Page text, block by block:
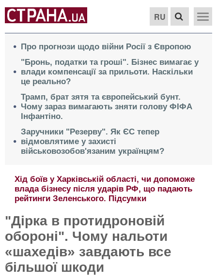
RU
Про прогнози щодо війни Росії з Європою
"Бронь, податки та гроші". Бізнес вимагає у
влади компенсації за прильоти. Наскільки
це реально?
Трамп, брат зятя та європейський бунт.
Чому зараз вимагають зняти голову ФІФА
Інфантіно.
Заручники "Резерву". Як ЄС тепер
відмовлятиме у захисті
військовозобов'язаним українцям?
Від зростання цін до порожніх полиць. Чим
небезпечні почастішання ударів по українських
торгових мережах
"Дірка в протидроновій
обороні". Чому нальоти
«шахедів» завдають все
більшої шкоди